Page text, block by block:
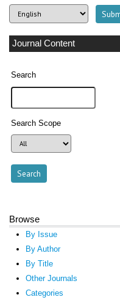
Journal Content
Search
Search Scope
Browse
By Issue
By Author
By Title
Other Journals
Categories